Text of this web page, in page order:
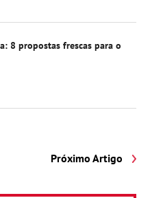
8 propostas frescas para o
Próximo Artigo